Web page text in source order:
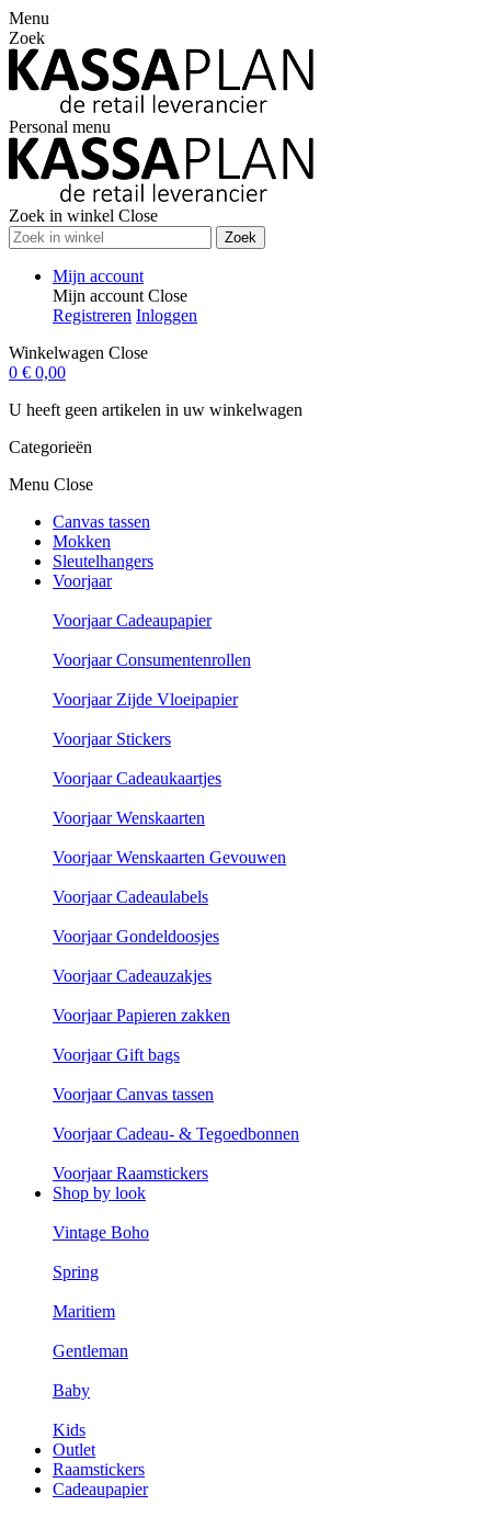
Menu
Zoek
Personal menu
Zoek in winkel Close
Zoek
Mijn account
Mijn account Close
Registreren Inloggen
Winkelwagen Close
0 € 0,00
U heeft geen artikelen in uw winkelwagen
Categorieën
Menu Close
Canvas tassen
Mokken
Sleutelhangers
Voorjaar
Voorjaar Cadeaupapier
Voorjaar Consumentenrollen
Voorjaar Zijde Vloeipapier
Voorjaar Stickers
Voorjaar Cadeaukaartjes
Voorjaar Wenskaarten
Voorjaar Wenskaarten Gevouwen
Voorjaar Cadeaulabels
Voorjaar Gondeldoosjes
Voorjaar Cadeauzakjes
Voorjaar Papieren zakken
Voorjaar Gift bags
Voorjaar Canvas tassen
Voorjaar Cadeau- & Tegoedbonnen
Voorjaar Raamstickers
Shop by look
Vintage Boho
Spring
Maritiem
Gentleman
Baby
Kids
Outlet
Raamstickers
Cadeaupapier